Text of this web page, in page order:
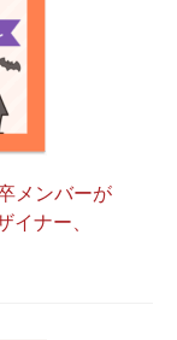
メンバーが
イナー、